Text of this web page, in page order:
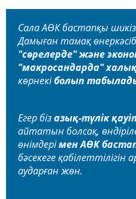
Сала АӨК бастапқы
Дамыған тамақ
"сөрелерде" және
"макросандарда"
көрнекіболып
Егер бізазық-түлік
айтатын болсақ,
өнімдерімен АӨК
бәсекеге
аударған жөн.